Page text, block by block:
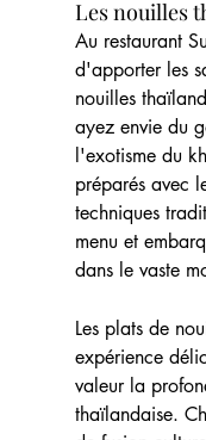
Les nouilles
Au restaurant
d'apporter les
nouilles
ayez envie du
l'exotisme du
préparés avec
techniques
menu et
dans le vaste
Les plats de
expérience
valeur la
thaïlandaise.